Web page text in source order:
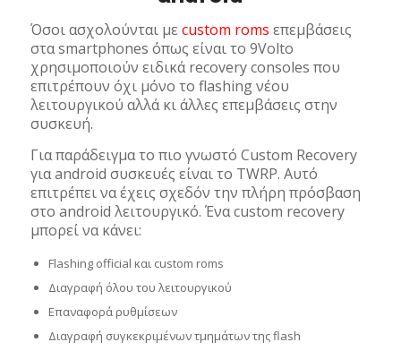
Όσοι ασχολούνται με custom roms επεμβάσεις
στα smartphones όπως είναι το 9Volto
χρησιμοποιούν ειδικά recovery consoles που
επιτρέπουν όχι μόνο το flashing νέου
λειτουργικού αλλά κι άλλες επεμβάσεις στην
συσκευή.
Για παράδειγμα το πιο γνωστό Custom Recovery
για android συσκευές είναι το TWRP. Αυτό
επιτρέπει να έχεις σχεδόν την πλήρη πρόσβαση
στο android λειτουργικό. Ένα custom recovery
μπορεί να κάνει:
Flashing official και custom roms
Διαγραφή όλου του λειτουργικού
Επαναφορά ρυθμίσεων
Διαγραφή συγκεκριμένων τμημάτων της flash